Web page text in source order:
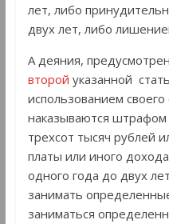
лет, либо
двух лет, либо
А деяния,
второй указанной
использованием
наказываются штрафом
трехсот тысяч рублей
платы или иного
одного года до двух
занимать
заниматься